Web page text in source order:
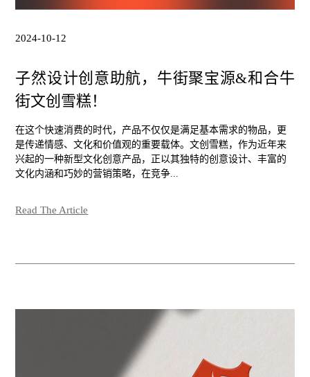
2024-10-12
子然设计创意助航，牛街聚宝源&和合牛
街文创雪糕！
在这个快速消费的时代，产品不仅仅是满足基本需求的物品，更
是传递情感、文化和价值观的重要载体。文创雪糕，作为近年来
兴起的一种新型文化创意产品，正以其独特的创意设计、丰富的
文化内涵和巧妙的营销策略，在竞争...
Read The Article